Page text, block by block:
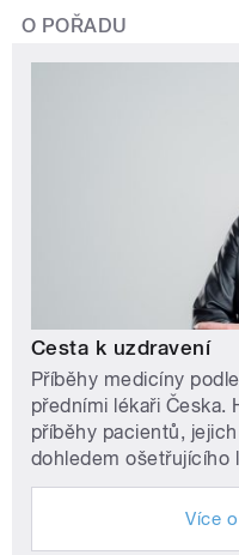
O POŘADU
Cesta k uzdravení
Příběhy medicíny
předními lékaři Česka.
příběhy pacientů,
dohledem ošetřujícího
Více